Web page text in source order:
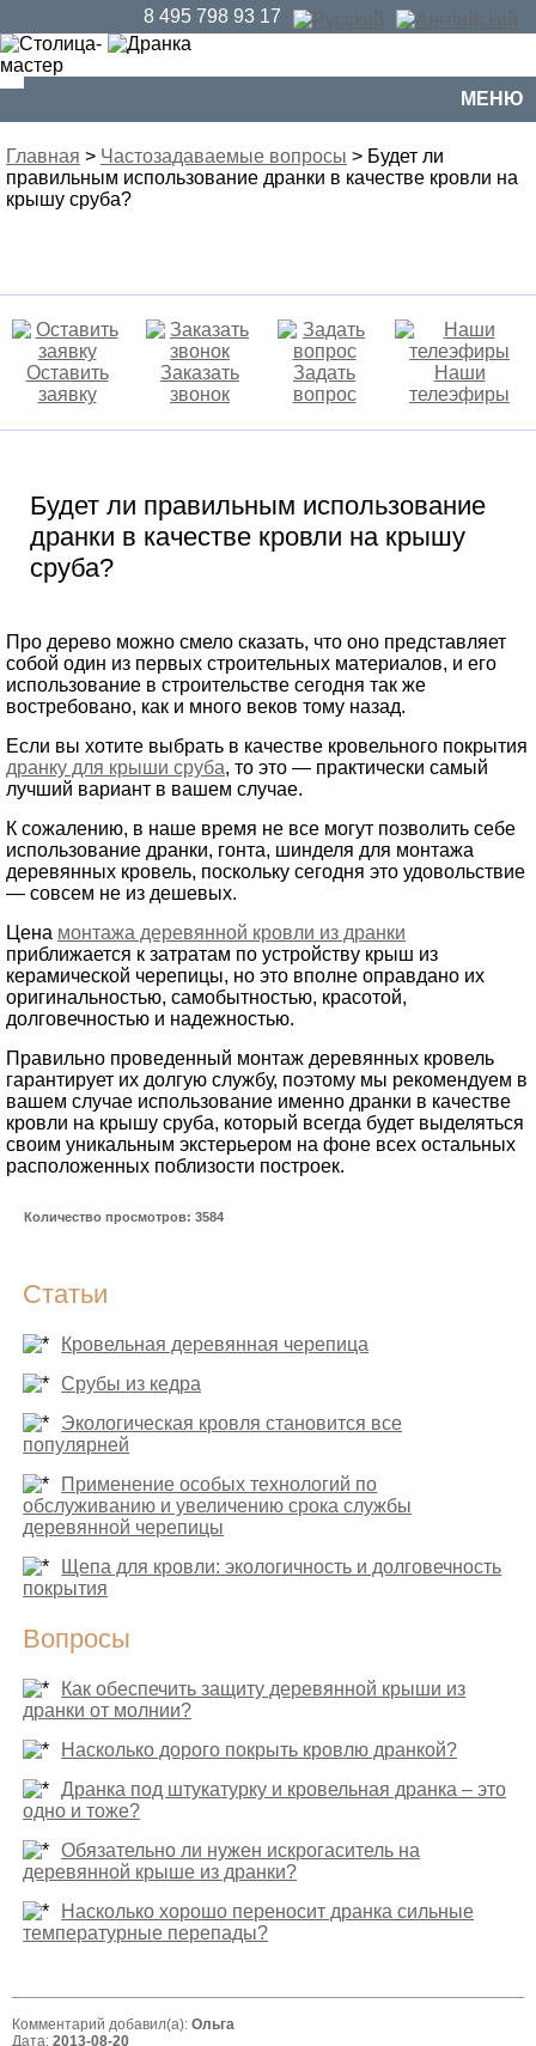
8 495 798 93 17
МЕНЮ
Главная > Частозадаваемые вопросы > Будет ли
правильным использование дранки в качестве кровли на
крышу сруба?
Оставить
заявку
Заказать
звонок
Задать
вопрос
Наши
телеэфиры
Будет ли правильным использование
дранки в качестве кровли на крышу
сруба?
Про дерево можно смело сказать, что оно представляет
собой один из первых строительных материалов, и его
использование в строительстве сегодня так же
востребовано, как и много веков тому назад.
Если вы хотите выбрать в качестве кровельного покрытия
дранку для крыши сруба, то это — практически самый
лучший вариант в вашем случае.
К сожалению, в наше время не все могут позволить себе
использование дранки, гонта, шинделя для монтажа
деревянных кровель, поскольку сегодня это удовольствие
— совсем не из дешевых.
Цена монтажа деревянной кровли из дранки
приближается к затратам по устройству крыш из
керамической черепицы, но это вполне оправдано их
оригинальностью, самобытностью, красотой,
долговечностью и надежностью.
Правильно проведенный монтаж деревянных кровель
гарантирует их долгую службу, поэтому мы рекомендуем в
вашем случае использование именно дранки в качестве
кровли на крышу сруба, который всегда будет выделяться
своим уникальным экстерьером на фоне всех остальных
расположенных поблизости построек.
Количество просмотров: 3584
Статьи
Кровельная деревянная черепица
Срубы из кедра
Экологическая кровля становится все
популярней
Применение особых технологий по
обслуживанию и увеличению срока службы
деревянной черепицы
Щепа для кровли: экологичность и долговечность
покрытия
Вопросы
Как обеспечить защиту деревянной крыши из
дранки от молнии?
Насколько дорого покрыть кровлю дранкой?
Дранка под штукатурку и кровельная дранка – это
одно и тоже?
Обязательно ли нужен искрогаситель на
деревянной крыше из дранки?
Насколько хорошо переносит дранка сильные
температурные перепады?
Комментарий добавил(а): Ольга
Дата: 2013-08-20